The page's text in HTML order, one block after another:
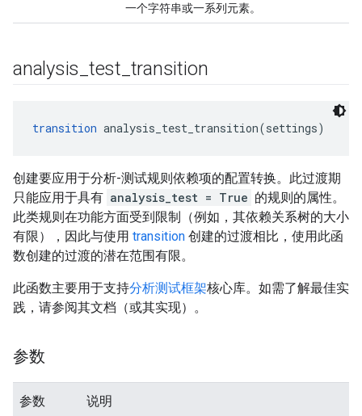
一个字符串或一系列元素。
analysis test transition
transition analysis_test_transition(settings)
创建要应用于分析-测试规则依赖项的配置转换。此过渡期
只能应用于具有 analysis_test = True 的规则的属性。
此类规则在功能方面受到限制（例如，其依赖关系树的大小
有限），因此与使用 transition 创建的过渡相比，使用此函
数创建的过渡的潜在范围有限。
此函数主要用于支持分析测试框架核心库。如需了解最佳实
践，请参阅其文档（或其实现）。
参数
参数 说明